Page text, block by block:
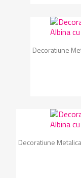
Decoratiune
Decoratiune